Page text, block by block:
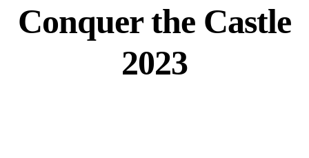
Conquer the Castle
2023